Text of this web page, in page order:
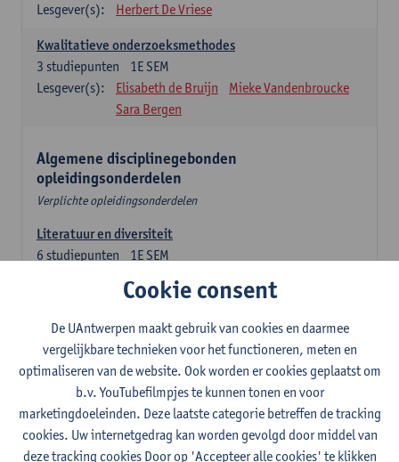
Lesgever(s):
Herbert De Vriese
Kwalitatieve onderzoeksmethodes
1E SEM
3 studiepunten
Lesgever(s):
Elisabeth de Bruijn
Mieke Vandenbroucke
Sara Bergen
Algemene disciplinegebonden
opleidingsonderdelen
Verplichte opleidingsonderdelen
Literatuur en diversiteit
1E SEM
6 studiepunten
Remco Sleiderink
2E SEM
studiepunten
Lesgever(s):
Astrid De Wit Peter Petré
Engels: verplichte opleidingsonderdelen
Engels: taalbeheersing 1
Cookie consent
De UAntwerpen maakt gebruik van cookies en daarmee
vergelijkbare technieken voor het functioneren, meten en
optimaliseren van de website. Ook worden er cookies geplaatst om
b.v. YouTubefilmpjes te kunnen tonen en voor
marketingdoeleinden. Deze laatste categorie betreffen de tracking
cookies. Uw internetgedrag kan worden gevolgd door middel van
deze tracking cookies Door op 'Accepteer alle cookies' te klikken